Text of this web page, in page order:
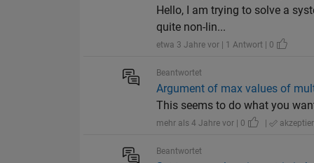
Hello, I am trying to solve a
quite non-lin...
etwa 3 Jahre vor | 1 Antwort | 0
Beantwortet
Argument of max values of
This seems to do what you
mehr als 4 Jahre vor | 0 |
Beantwortet